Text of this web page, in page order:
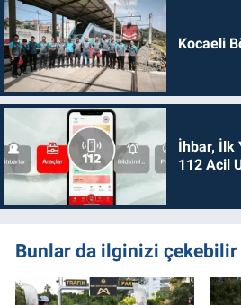
Kocaeli
İhbar, İlk
112 Acil
Bunlar da ilginizi çekebilir